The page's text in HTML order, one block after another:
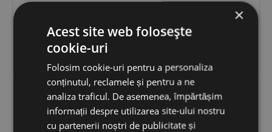
155LEI
ADAUGĂ ÎN COȘ
+
×
Acest site web folosește
cookie-uri
Folosim cookie-uri pentru a personaliza
conținutul, reclamele și pentru a ne
analiza traficul. De asemenea, împărtășim
informații despre utilizarea site-ului nostru
cu partenerii noștri de publicitate și